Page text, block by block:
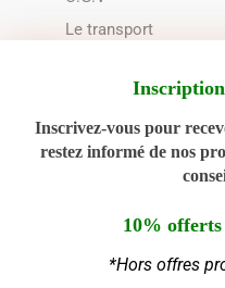
Gérer le
Inscrivez-vous pour
restez informé de nos
10% offerts
*Hors offres
Le transport
Politique de cookies
NOUS
02 28 00 94 89
Ouvert du Lundi au